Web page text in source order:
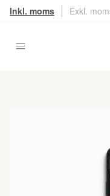
Inkl. moms Exkl.